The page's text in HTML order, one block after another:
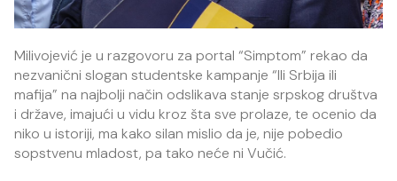
Milivojević je u razgovoru za portal “Simptom” rekao da
nezvanični slogan studentske kampanje “Ili Srbija ili
mafija” na najbolji način odslikava stanje srpskog društva
i države, imajući u vidu kroz šta sve prolaze, te ocenio da
niko u istoriji, ma kako silan mislio da je, nije pobedio
sopstvenu mladost, pa tako neće ni Vučić.